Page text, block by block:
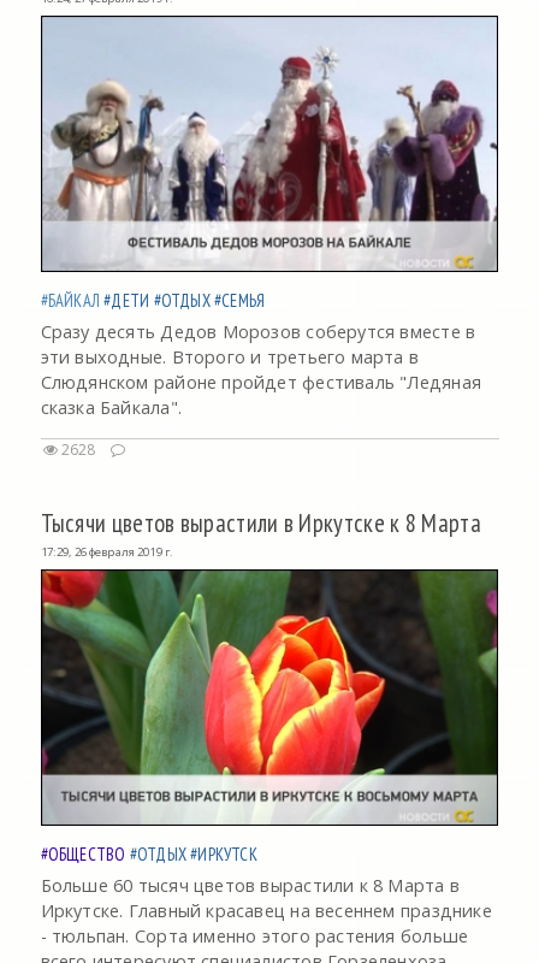
#БАЙКАЛ #ДЕТИ #ОТДЫХ#СЕМЬЯ
Сразу десять Дедов Морозов соберутся вместе в
эти выходные. Второго и третьего марта в
Слюдянском районе пройдет фестиваль "Ледяная
сказка Байкала".
2628
Тысячи цветов вырастили в Иркутске к 8 Марта
17:29, 26 февраля 2019 г.
#ОБЩЕСТВО #ОТДЫХ#ИРКУТСК
Больше 60 тысяч цветов вырастили к 8 Марта в
Иркутске. Главный красавец на весеннем празднике
- тюльпан. Сорта именно этого растения больше